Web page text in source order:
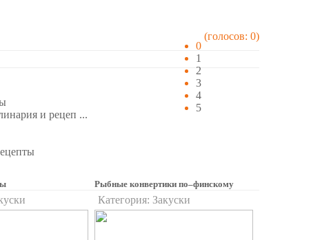
0
1
2
3
4
5
(голосов: 0)
и рецеп ...
Рыбные конвертики по–финскому
Категория: Закуски